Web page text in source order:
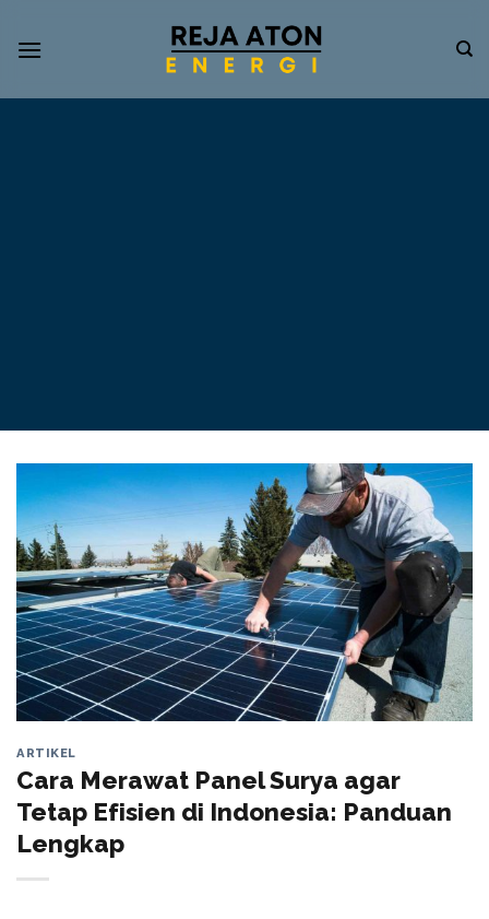
Informasi
ARTIKEL
Cara Merawat Panel Surya agar
Tetap Efisien di Indonesia: Panduan
Lengkap